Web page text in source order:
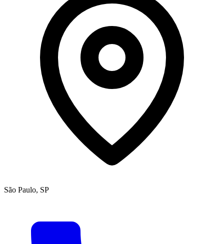
São Paulo, SP